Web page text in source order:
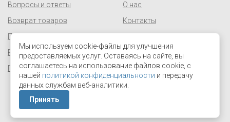
Вопросы и ответы
Возврат товаров
Публичная оферта
Реквизиты
Персональные данные
О нас
Контакты
Оптовым покупателям
Поставщикам
Отзывы и предложения
Мы используем cookie-файлы для улучшения
предоставляемых услуг. Оставаясь на сайте, вы
соглашаетесь на использование файлов cookie, с
нашей политикой конфиденциальности и передачу
данных службам веб-аналитики.
Принять